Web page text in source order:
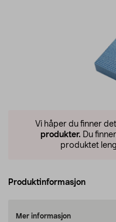
Vi håper du finner
produkter. Du
produktet
Produktinformasjon
Mer informasjon